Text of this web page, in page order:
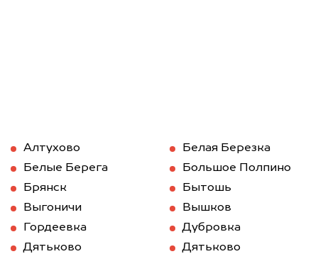
Алтухово
Белая Березка
Белые Берега
Большое Полпино
Брянск
Бытошь
Выгоничи
Вышков
Гордеевка
Дубровка
Дятьково
Дятьково